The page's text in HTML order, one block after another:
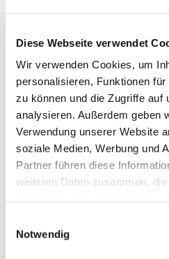
Diese Webseite verwendet
Wir verwenden Cookies, um
personalisieren, Funktionen
zu können und die Zugriffe auf
analysieren. Außerdem geben
Verwendung unserer Website
soziale Medien, Werbung und
Partner führen diese
weiteren Daten zusammen,
Notwendig
Dies